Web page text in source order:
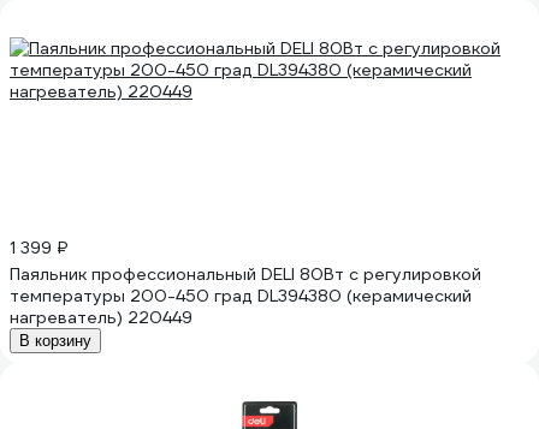
1 399 ₽
Паяльник профессиональный DELI 80Вт с регулировкой
температуры 200-450 град DL394380 (керамический
нагреватель) 220449
В корзину